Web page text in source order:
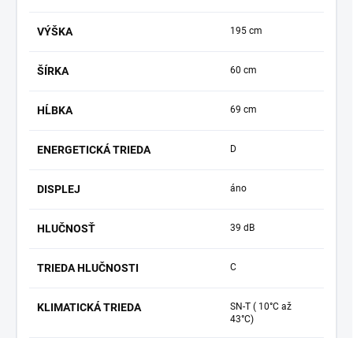
VÝŠKA 195 cm
ŠÍRKA 60 cm
HĹBKA 69 cm
ENERGETICKÁ TRIEDA D
DISPLEJ áno
HLUČNOSŤ 39 dB
TRIEDA HLUČNOSTI C
KLIMATICKÁ TRIEDA
SN-T ( 10°C až
43°C)